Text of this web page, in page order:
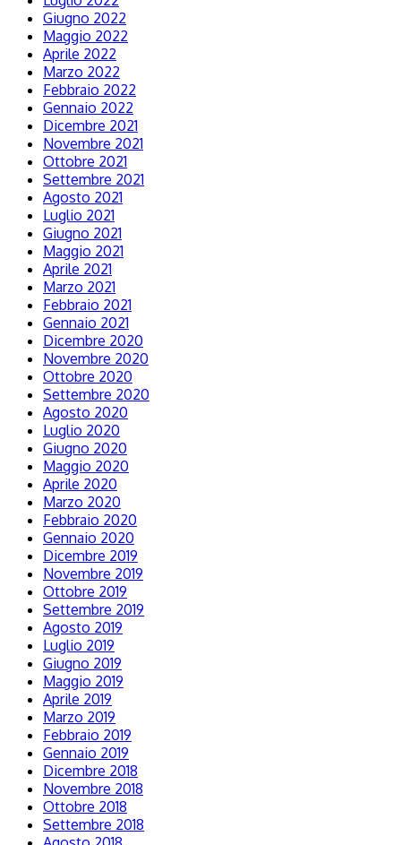
Giugno 2022
Maggio 2022
Aprile 2022
Marzo 2022
Febbraio 2022
Gennaio 2022
Dicembre 2021
Novembre 2021
Ottobre 2021
Settembre 2021
Agosto 2021
Luglio 2021
Giugno 2021
Maggio 2021
Aprile 2021
Marzo 2021
Febbraio 2021
Gennaio 2021
Dicembre 2020
Novembre 2020
Ottobre 2020
Settembre 2020
Agosto 2020
Luglio 2020
Giugno 2020
Maggio 2020
Aprile 2020
Marzo 2020
Febbraio 2020
Gennaio 2020
Dicembre 2019
Novembre 2019
Ottobre 2019
Settembre 2019
Agosto 2019
Luglio 2019
Giugno 2019
Maggio 2019
Aprile 2019
Marzo 2019
Febbraio 2019
Gennaio 2019
Dicembre 2018
Novembre 2018
Ottobre 2018
Settembre 2018